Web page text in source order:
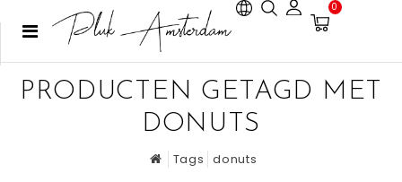
0
PRODUCTEN GETAGD MET
DONUTS
Tags donuts